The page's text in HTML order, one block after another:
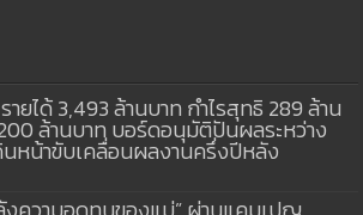
ายได้ 3,493 ล้านบาท กำไรสุทธิ 289 ล้าน
ล้านบาท บอร์ดอนุมัติปันผลระหว่าง
นหน้าขับเคลื่อนผลงานครึ่งปีหลัง